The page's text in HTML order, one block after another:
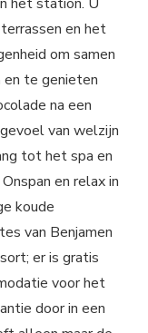
en het
om samen
te genieten
na een
van welzijn
tot het spa en
en relax in
koude
van Benjamen
er is gratis
voor het
door in een